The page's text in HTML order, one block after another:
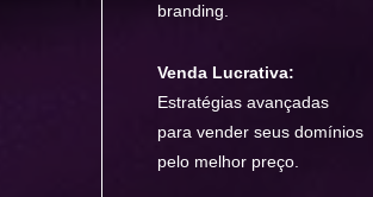
branding.
Venda Lucrativa:
Estratégias avançadas
para vender seus domínios
pelo melhor preço.